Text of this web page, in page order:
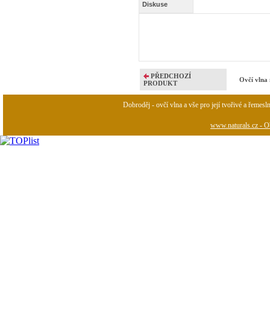
Diskuse
PŘEDCHOZÍ
PRODUKT
Ovčí vlna
Dobroděj - ovčí vlna a vše pro její tvořivé a
www.naturals.cz -